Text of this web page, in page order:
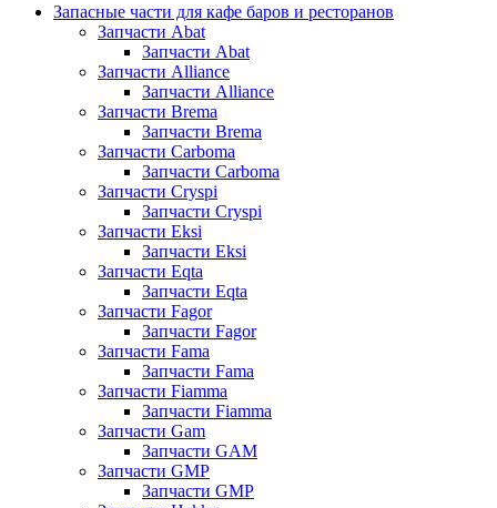
Запасные части для кафе баров и ресторанов
Запчасти Abat
Запчасти Abat
Запчасти Alliance
Запчасти Alliance
Запчасти Brema
Запчасти Brema
Запчасти Carboma
Запчасти Carboma
Запчасти Cryspi
Запчасти Cryspi
Запчасти Eksi
Запчасти Eksi
Запчасти Eqta
Запчасти Eqta
Запчасти Fagor
Запчасти Fagor
Запчасти Fama
Запчасти Fama
Запчасти Fiamma
Запчасти Fiamma
Запчасти Gam
Запчасти GAM
Запчасти GMP
Запчасти GMP